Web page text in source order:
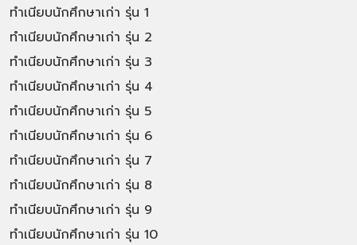
ทำเนียบนักศึกษาเก่า รุ่น 1
ทำเนียบนักศึกษาเก่า รุ่น 2
ทำเนียบนักศึกษาเก่า รุ่น 3
ทำเนียบนักศึกษาเก่า รุ่น 4
ทำเนียบนักศึกษาเก่า รุ่น 5
ทำเนียบนักศึกษาเก่า รุ่น 6
ทำเนียบนักศึกษาเก่า รุ่น 7
ทำเนียบนักศึกษาเก่า รุ่น 8
ทำเนียบนักศึกษาเก่า รุ่น 9
ทำเนียบนักศึกษาเก่า รุ่น 10